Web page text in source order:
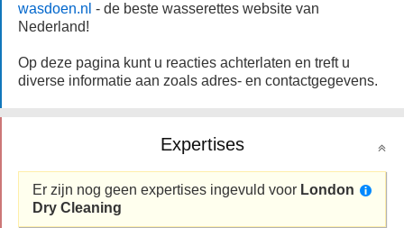
wasdoen.nl - de beste wasserettes website van
Nederland!
Op deze pagina kunt u reacties achterlaten en treft u
diverse informatie aan zoals adres- en contactgegevens.
Expertises
Er zijn nog geen expertises ingevuld voor London
Dry Cleaning